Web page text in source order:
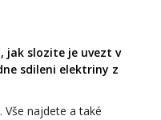
jak slozite je uvezt v
sdileni elektriny z
Vše najdete a také